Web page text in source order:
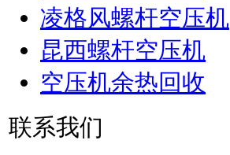
凌格风螺杆空压机
昆西螺杆空压机
空压机余热回收
联系我们